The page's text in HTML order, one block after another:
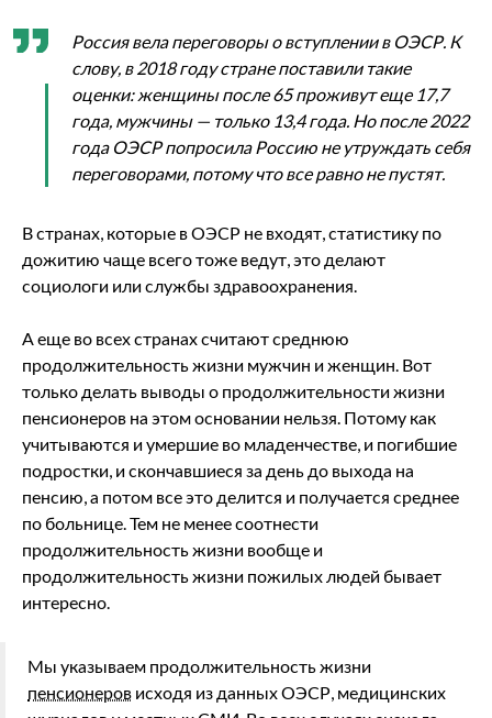
Россия вела переговоры о вступлении в ОЭСР. К
слову, в 2018 году стране поставили такие
оценки: женщины после 65 проживут еще 17,7
года, мужчины — только 13,4 года. Но после 2022
года ОЭСР попросила Россию не утруждать себя
переговорами, потому что все равно не пустят.
В странах, которые в ОЭСР не входят, статистику по
дожитию чаще всего тоже ведут, это делают
социологи или службы здравоохранения.
А еще во всех странах считают среднюю
продолжительность жизни мужчин и женщин. Вот
только делать выводы о продолжительности жизни
пенсионеров на этом основании нельзя. Потому как
учитываются и умершие во младенчестве, и погибшие
подростки, и скончавшиеся за день до выхода на
пенсию, а потом все это делится и получается среднее
по больнице. Тем не менее соотнести
продолжительность жизни вообще и
продолжительность жизни пожилых людей бывает
интересно.
Мы указываем продолжительность жизни
пенсионеров исходя из данных ОЭСР, медицинских